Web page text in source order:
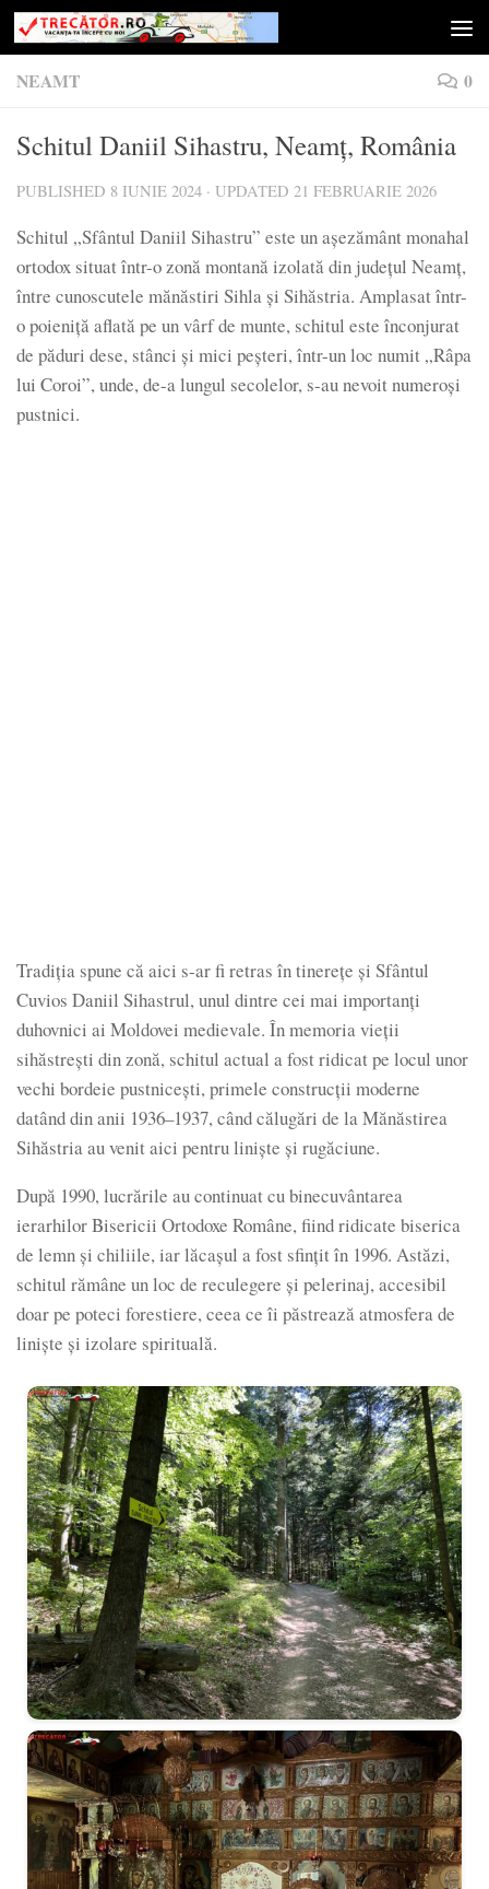
Skip to content
NEAMT 0
Schitul Daniil Sihastru, Neamț, România
PUBLISHED 8 IUNIE 2024 · UPDATED 21 FEBRUARIE 2026
Schitul „Sfântul Daniil Sihastru” este un așezământ monahal
ortodox situat într-o zonă montană izolată din județul Neamț,
între cunoscutele mănăstiri Sihla și Sihăstria. Amplasat într-
o poieniță aflată pe un vârf de munte, schitul este înconjurat
de păduri dese, stânci și mici peșteri, într-un loc numit „Râpa
lui Coroi”, unde, de-a lungul secolelor, s-au nevoit numeroși
pustnici.
Tradiția spune că aici s-ar fi retras în tinerețe și Sfântul
Cuvios Daniil Sihastrul, unul dintre cei mai importanți
duhovnici ai Moldovei medievale. În memoria vieții
sihăstrești din zonă, schitul actual a fost ridicat pe locul unor
vechi bordeie pustnicești, primele construcții moderne
datând din anii 1936–1937, când călugări de la Mănăstirea
Sihăstria au venit aici pentru liniște și rugăciune.
După 1990, lucrările au continuat cu binecuvântarea
ierarhilor Bisericii Ortodoxe Române, fiind ridicate biserica
de lemn și chiliile, iar lăcașul a fost sfințit în 1996. Astăzi,
schitul rămâne un loc de reculegere și pelerinaj, accesibil
doar pe poteci forestiere, ceea ce îi păstrează atmosfera de
liniște și izolare spirituală.